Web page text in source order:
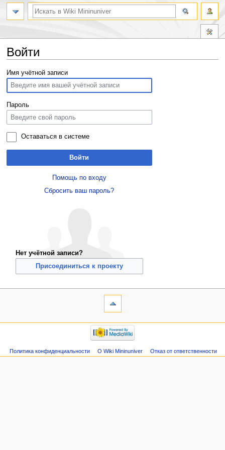
Войти
Перейти
навигации
Перейти
поиску
Имя учётной записи
Пароль
Оставаться в системе
Войти
Помощь по входу
Сбросить ваш пароль?
Нет учётной записи?
Присоединиться к проекту
Политика конфиденциальности О Wiki Mininuniver Отказ от ответственности